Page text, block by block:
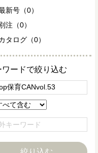
新号（0）
注（0）
タログ（0）
ワードで絞り込む